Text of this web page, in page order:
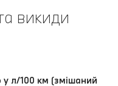
викиди
у л/100 км (змішаний